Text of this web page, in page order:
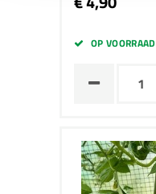
OP VOORRAAD